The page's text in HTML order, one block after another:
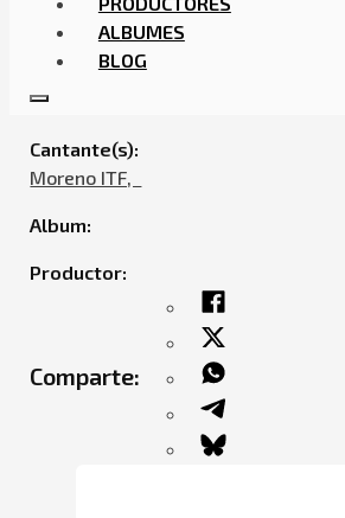
ALBUMES
BLOG
Cantante(s):
Moreno ITF,ㅤㅤ
Album:
Productor:
Comparte: